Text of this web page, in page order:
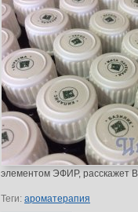
элементом ЭФИР, расскажет
Теги: ароматерапия